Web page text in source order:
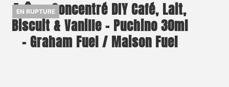
Arôme Concentré DIY Café, Lait,
Biscuit & Vanille – Puchino 30ml
– Graham Fuel / Maison Fuel
EN RUPTURE